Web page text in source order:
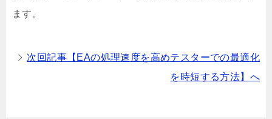
ます。
次回記事【EAの処理速度を高めテスターでの最適化
を時短する方法】へ